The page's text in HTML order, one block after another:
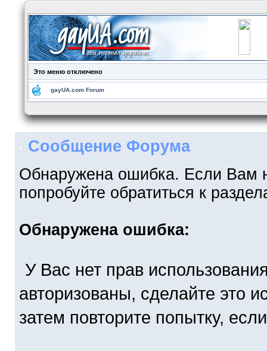
Это меню отключено
gayUA.com Forum
Сообщение Форума
Обнаружена ошибка. Если Вам
попробуйте обратиться к
Обнаружена ошибка:
У Вас нет прав
авторизованы, сделайте это
затем повторите попытку,